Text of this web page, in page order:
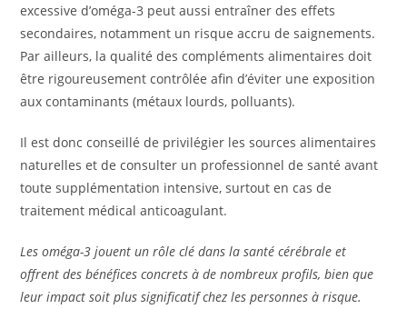
excessive d’oméga-3 peut aussi entraîner des effets
secondaires, notamment un risque accru de saignements.
Par ailleurs, la qualité des compléments alimentaires doit
être rigoureusement contrôlée afin d’éviter une exposition
aux contaminants (métaux lourds, polluants).
Il est donc conseillé de privilégier les sources alimentaires
naturelles et de consulter un professionnel de santé avant
toute supplémentation intensive, surtout en cas de
traitement médical anticoagulant.
Les oméga-3 jouent un rôle clé dans la santé cérébrale et
offrent des bénéfices concrets à de nombreux profils, bien que
leur impact soit plus significatif chez les personnes à risque.